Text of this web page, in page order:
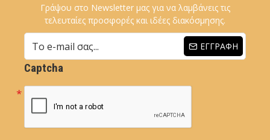
Γράψου στο Newsletter μας για να λαμβάνεις τις
τελευταίες προσφορές και ιδέες διακόσμησης.
ΕΓΓΡΑΦΉ
Captcha